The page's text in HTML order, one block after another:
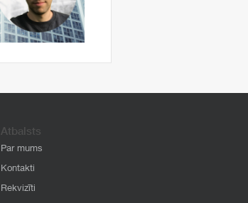
Atbalsts
Par mums
Kontakti
Rekvizīti